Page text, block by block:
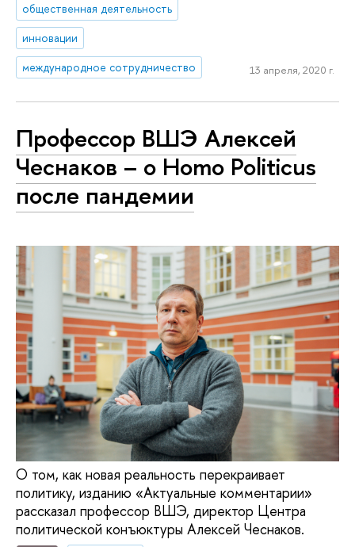
общественная деятельность
инновации
международное сотрудничество
13 апреля, 2020 г.
Профессор ВШЭ Алексей
Чеснаков – о Homo Politicus
после пандемии
О том, как новая реальность перекраивает
политику, изданию «Актуальные комментарии»
рассказал профессор ВШЭ, директор Центра
политической конъюктуры Алексей Чеснаков.